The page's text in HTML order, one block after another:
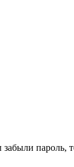
пароль,